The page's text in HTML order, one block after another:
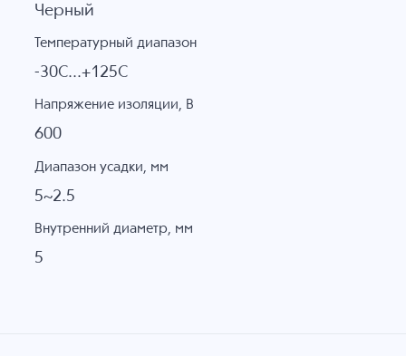
Черный
Температурный диапазон
-30C...+125C
Напряжение изоляции, В
600
Диапазон усадки, мм
5~2.5
Внутренний диаметр, мм
5